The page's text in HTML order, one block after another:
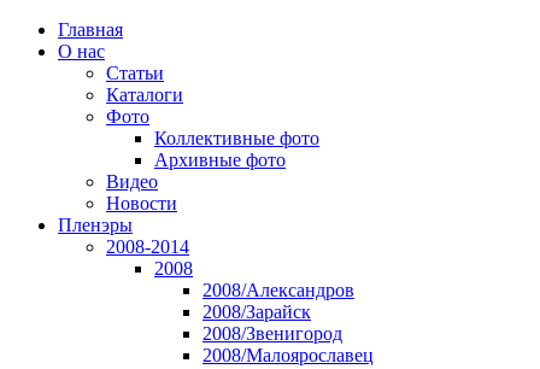
Главная
О нас
Статьи
Каталоги
Фото
Коллективные фото
Архивные фото
Видео
Новости
Пленэры
2008-2014
2008
2008/Александров
2008/Зарайск
2008/Звенигород
2008/Малоярославец